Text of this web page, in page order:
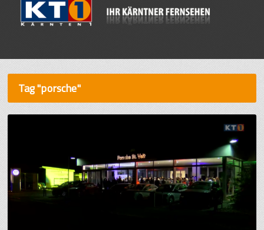
Tag "porsche"